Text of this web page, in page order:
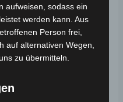
aufweisen, sodass ein
werden kann. Aus
Person frei,
auf alternativen Wegen,
zu übermitteln.